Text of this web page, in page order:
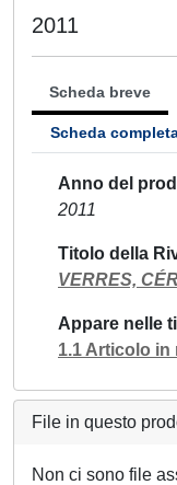
2011
Scheda breve
Scheda
Anno del
2011
Titolo della
VERRES,
Appare nelle
1.1 Articolo in
File in questo
Non ci sono file